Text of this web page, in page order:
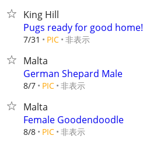
King Hill
Pugs ready for good home!
7/31 PIC 非表示
Malta
German Shepard Male
8/7 PIC 非表示
Malta
Female Goodendoodle
8/8 PIC 非表示